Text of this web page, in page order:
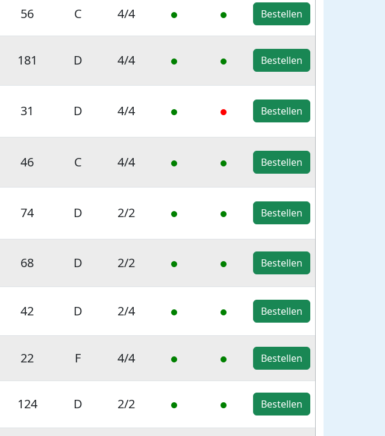
56 C 4/4 Bestellen
181 D 4/4 Bestellen
31 D 4/4 Bestellen
46 C 4/4 Bestellen
74 D 2/2 Bestellen
68 D 2/2 Bestellen
42 D 2/4 Bestellen
22 F 4/4 Bestellen
124 D 2/2 Bestellen